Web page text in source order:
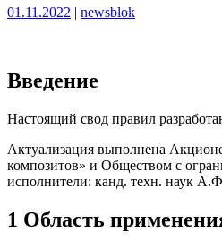
Опубликовано
01.11.2022 | Опубликовано
newsblok
Введение
Настоящий свод правил
Актуализация выполнена
композитов» и Обществом с
исполнители: канд. техн. наук
1 Область